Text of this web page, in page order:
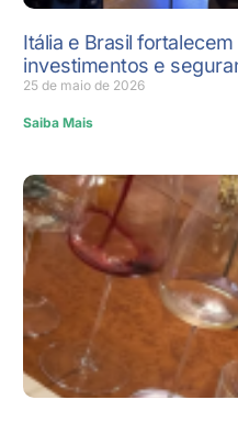
Itália e Brasil
investimentos e
25 de maio de 2026
Saiba Mais